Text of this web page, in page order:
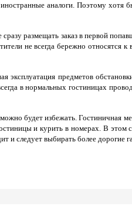
аналоги. Поэтому хотя
размещать заказ в первой
не всегда бережно относятся
предметов
в нормальных гостиницах
будет избежать.
и курить в номерах. В этом
и следует выбирать более